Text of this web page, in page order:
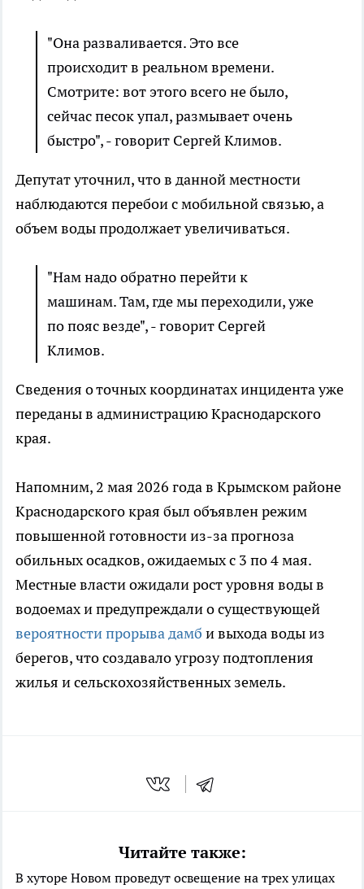
"Она разваливается. Это все
происходит в реальном времени.
Смотрите: вот этого всего не было,
сейчас песок упал, размывает очень
быстро", - говорит Сергей Климов.
Депутат уточнил, что в данной местности
наблюдаются перебои с мобильной связью, а
объем воды продолжает увеличиваться.
"Нам надо обратно перейти к
машинам. Там, где мы переходили, уже
по пояс везде", - говорит Сергей
Климов.
Сведения о точных координатах инцидента уже
переданы в администрацию Краснодарского
края.
Напомним, 2 мая 2026 года в Крымском районе
Краснодарского края был объявлен режим
повышенной готовности из-за прогноза
обильных осадков, ожидаемых с 3 по 4 мая.
Местные власти ожидали рост уровня воды в
водоемах и предупреждали о существующей
вероятности прорыва дамб и выхода воды из
берегов, что создавало угрозу подтопления
жилья и сельскохозяйственных земель.
Читайте также:
В хуторе Новом проведут освещение на трех улицах